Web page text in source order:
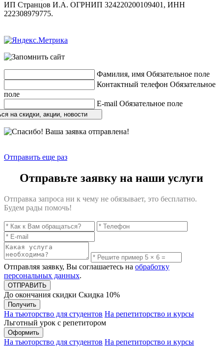
ИП Странцов И.А. ОГРНИП 324220200109401, ИНН
222308979775.
Фамилия, имя Обязательное поле
Контактный телефон Обязательное
поле
E-mail Обязательное поле
на скидки, акции, новости
Отправить еще раз
Отправьте заявку на наши услуги
Отправка запроса ни к чему не обязывает, это бесплатно.
Будем рады помочь!
Отправляя заявку, Вы соглашаетесь на обработку
персональных данных.
До окончания скидки Скидка 10%
Получить
На тьюторство для студентов На репетиторство и курсы
Льготный урок с репетитором
Оформить
На тьюторство для студентов На репетиторство и курсы